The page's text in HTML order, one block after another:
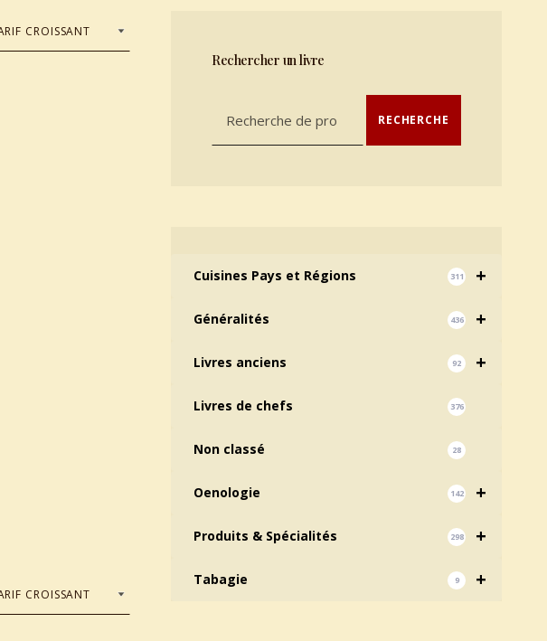
Rechercher un livre
Recherche pour : RECHERCHE
+
Cuisines Pays et Régions 311
+
Généralités 436
+
Livres anciens 92
Livres de chefs 376
Non classé 28
+
Oenologie 142
+
Produits & Spécialités 298
+
Tabagie 9